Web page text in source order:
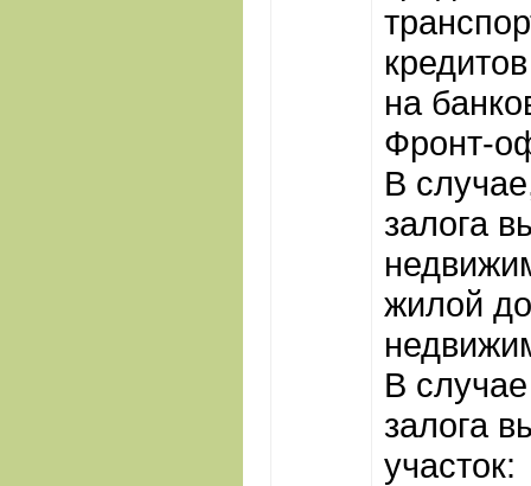
на
Фронт-
В
залога
жилой
В
залога
участок: